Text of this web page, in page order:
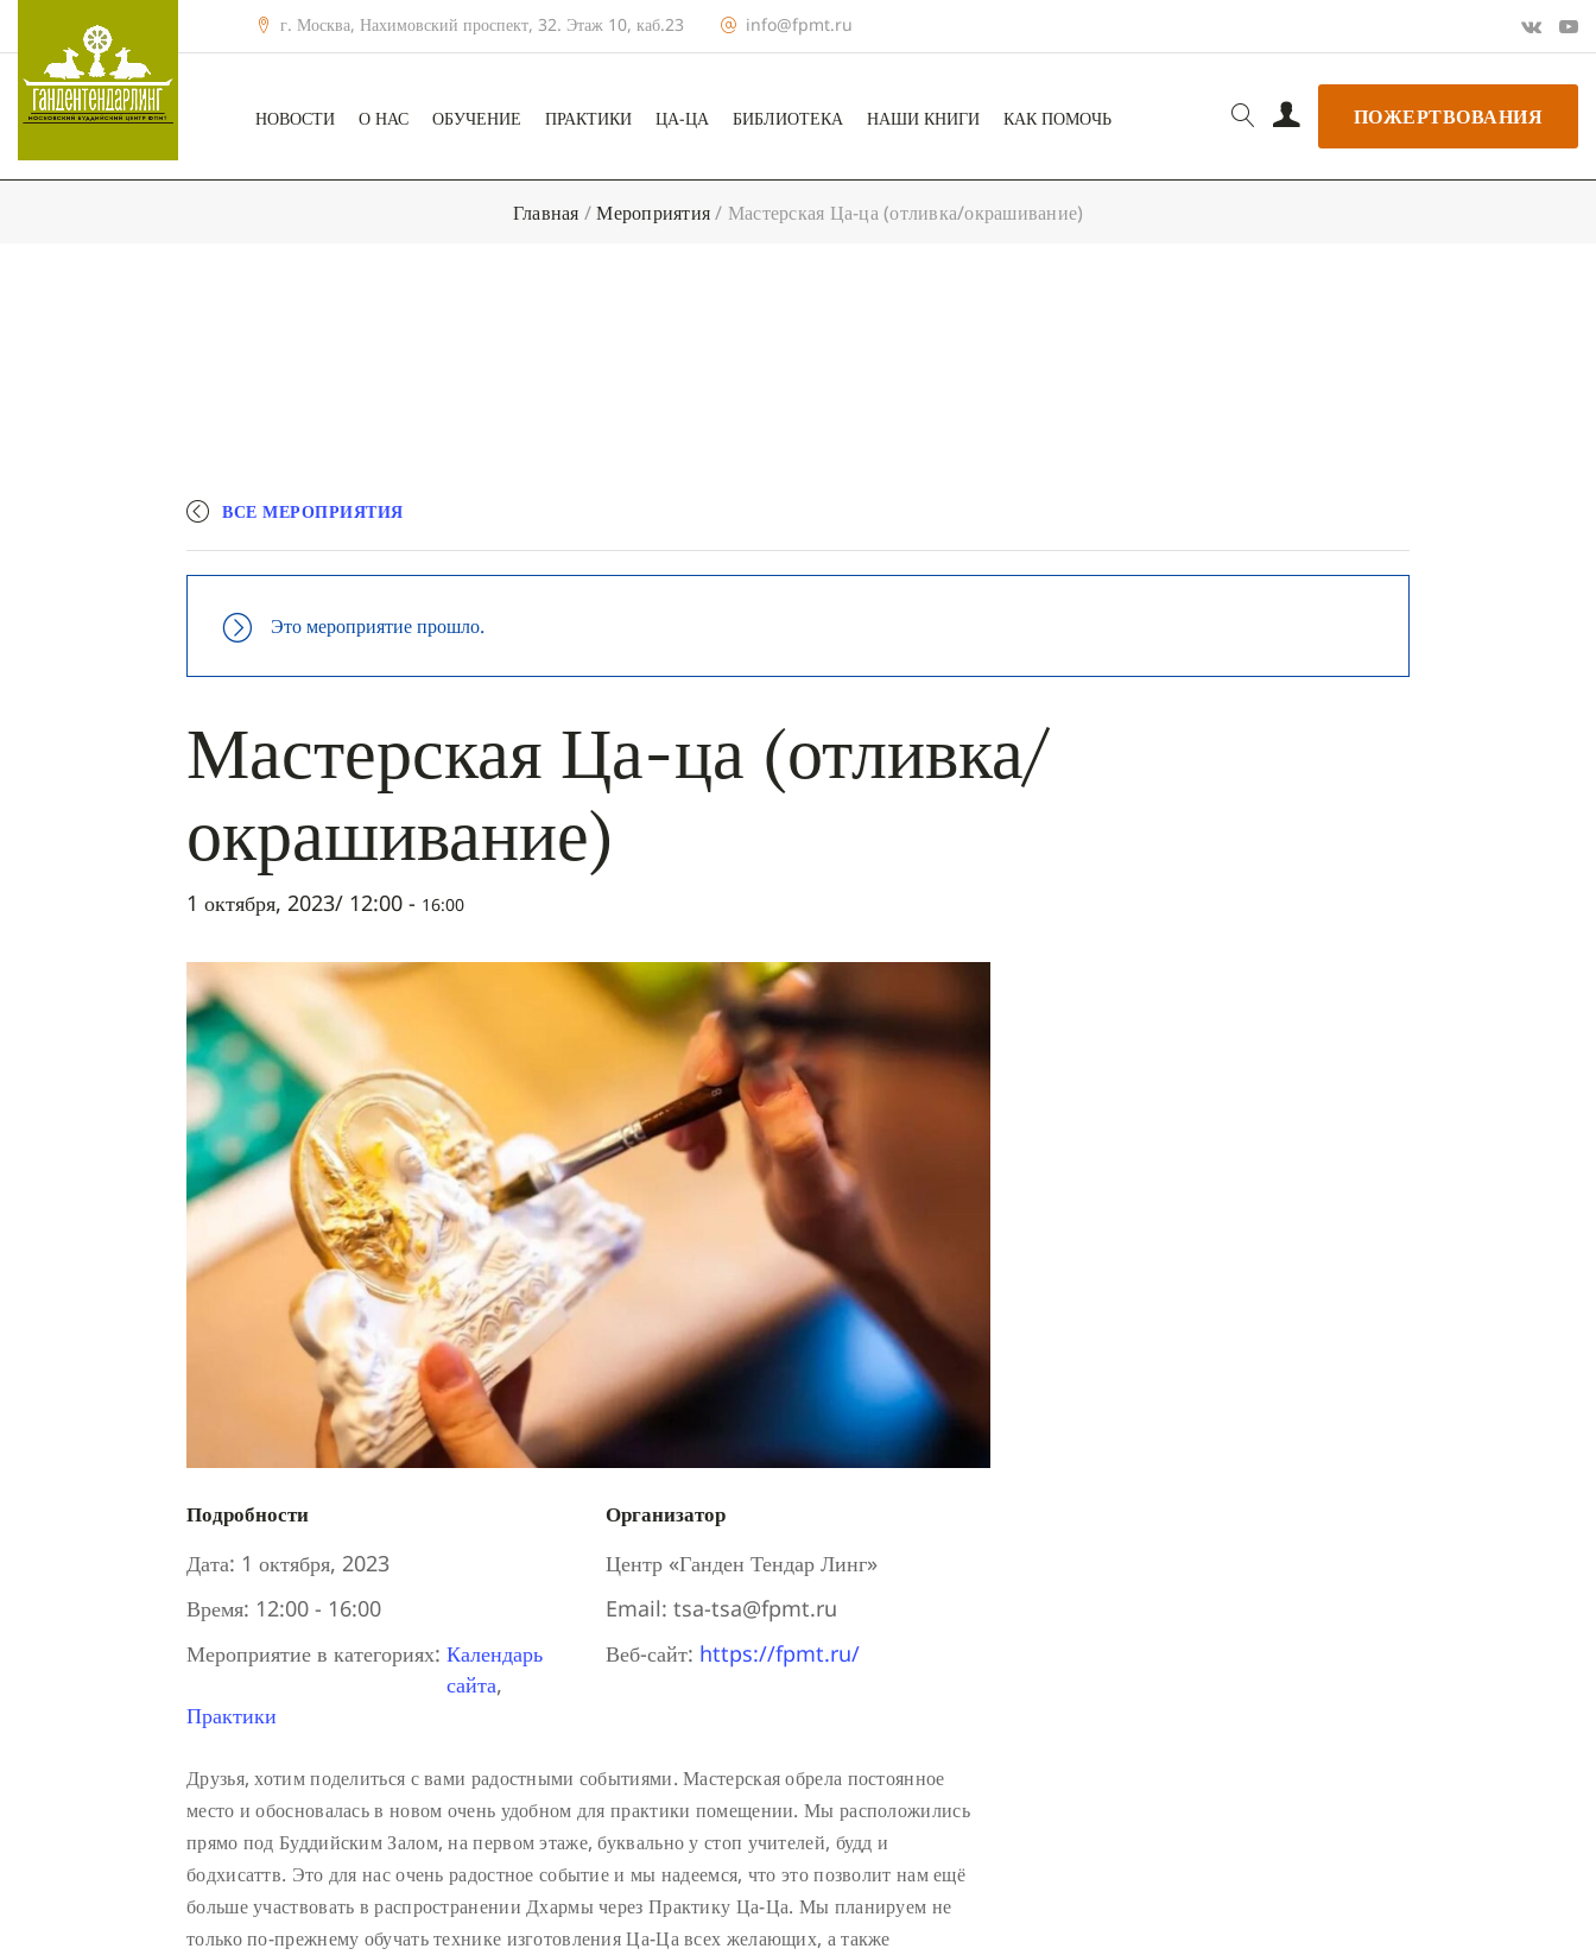
г. Москва, Нахимовский проспект, 32. Этаж 10, каб.23 info@fpmt.ru
НОВОСТИ О НАС ОБУЧЕНИЕ ПРАКТИКИ ЦА-ЦА БИБЛИОТЕКА НАШИ КНИГИ КАК ПОМОЧЬ ПОЖЕРТВОВАНИЯ
Главная /Мероприятия/ Мастерская Ца-ца (отливка/окрашивание)
ВСЕ МЕРОПРИЯТИЯ
Это мероприятие прошло.
Мастерская Ца-ца (отливка/
окрашивание)
1 октября, 2023/ 12:00 - 16:00
Подробности
Дата: 1 октября, 2023
Время: 12:00 - 16:00
Мероприятие в категориях: Календарь
сайта,
Практики
Организатор
Центр «Ганден Тендар Линг»
Email: tsa-tsa@fpmt.ru
Веб-сайт: https://fpmt.ru/
Друзья, хотим поделиться с вами радостными событиями. Мастерская обрела постоянное
место и обосновалась в новом очень удобном для практики помещении. Мы расположились
прямо под Буддийским Залом, на первом этаже, буквально у стоп учителей, будд и
бодхисаттв. Это для нас очень радостное событие и мы надеемся, что это позволит нам ещё
больше участвовать в распространении Дхармы через Практику Ца-Ца. Мы планируем не
только по-прежнему обучать технике изготовления Ца-Ца всех желающих, а также